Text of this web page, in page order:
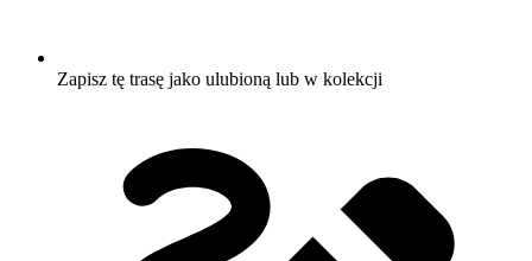
Zapisz tę trasę jako ulubioną lub w kolekcji